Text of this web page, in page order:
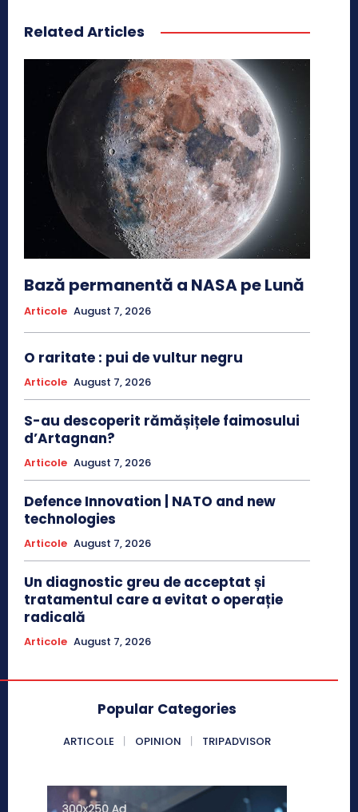
Related Articles
Bază permanentă a NASA pe Lună
Articole August 7, 2026
O raritate : pui de vultur negru
Articole August 7, 2026
S-au descoperit rămășițele faimosului
d’Artagnan?
Articole August 7, 2026
Defence Innovation | NATO and new
technologies
Articole August 7, 2026
Un diagnostic greu de acceptat și
tratamentul care a evitat o operație
radicală
Articole August 7, 2026
Popular Categories
ARTICOLE OPINION TRIPADVISOR